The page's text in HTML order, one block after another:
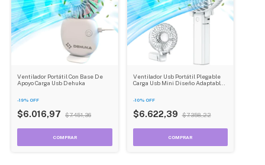
Ventilador Portátil Con Base De
Apoyo Carga Usb Dehuka
-19% OFF
$6.016,97 $7.451,36
Ventilador Usb Portátil Plegable
Carga Usb Mini Diseño Adaptable
-10% OFF
$6.622,39 $7.358,22